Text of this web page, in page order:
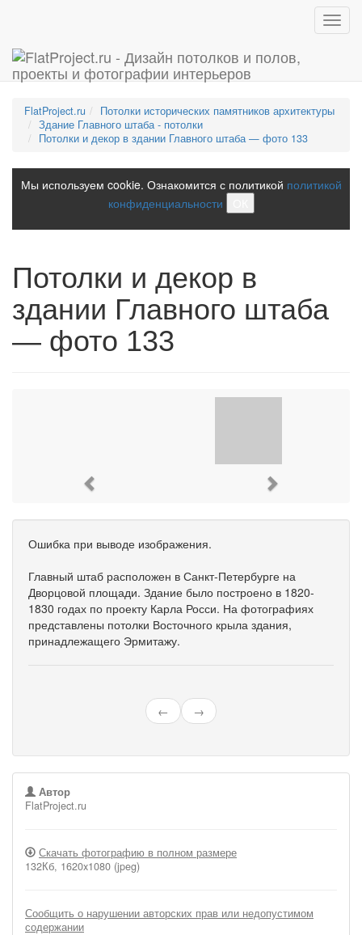
FlatProject.ru
Потолки исторических памятников архитектуры
Здание Главного штаба - потолки
Потолки и декор в здании Главного штаба — фото 133
Мы используем cookie. Ознакомится с политикой политикой
конфиденциальности
Потолки и декор в
здании Главного штаба
— фото 133
Ошибка при выводе изображения.
Главный штаб расположен в Санкт-Петербурге на
Дворцовой площади. Здание было построено в 1820-
1830 годах по проекту Карла Росси. На фотографиях
представлены потолки Восточного крыла здания,
принадлежащего Эрмитажу.
← →
Автор
FlatProject.ru
Скачать фотографию в полном размере
132Кб, 1620x1080 (jpeg)
Сообщить о нарушении авторских прав или недопустимом
содержании